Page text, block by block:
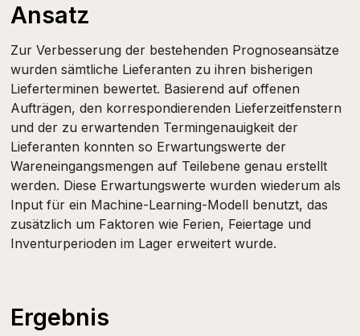
Ansatz
Zur Verbesserung der bestehenden Prognoseansätze
wurden sämtliche Lieferanten zu ihren bisherigen
Lieferterminen bewertet. Basierend auf offenen
Aufträgen, den korrespondierenden Lieferzeitfenstern
und der zu erwartenden Termingenauigkeit der
Lieferanten konnten so Erwartungswerte der
Wareneingangsmengen auf Teilebene genau erstellt
werden. Diese Erwartungswerte wurden wiederum als
Input für ein Machine-Learning-Modell benutzt, das
zusätzlich um Faktoren wie Ferien, Feiertage und
Inventurperioden im Lager erweitert wurde.
Ergebnis